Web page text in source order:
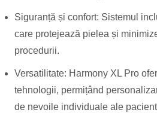
Siguranță și confort: Sistemul
care protejează pielea și
procedurii.
Versatilitate: Harmony XL Pro
tehnologii, permițând
de nevoile individuale ale